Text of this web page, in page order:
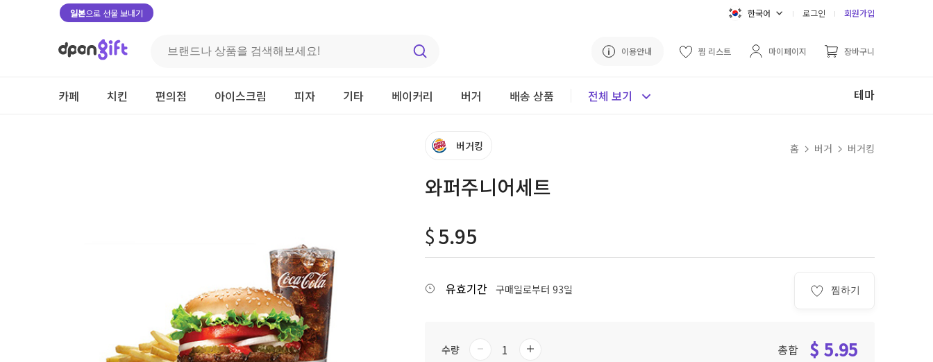
일본으로 선물 보내기 한국어 로그인 회원가입
이용안내 찜 리스트 마이페이지 장바구니
카페 치킨 편의점 아이스크림 피자 기타 베이커리 버거 배송 상품 전체 보기 테마
버거킹 홈 버거 버거킹
와퍼주니어세트
$5.95
찜하기
유효기간 구매일로부터 93일
수량 총합 $ 5.95